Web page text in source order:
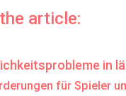
article:
in
für Spieler